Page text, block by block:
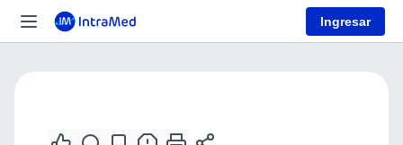
Ingresar